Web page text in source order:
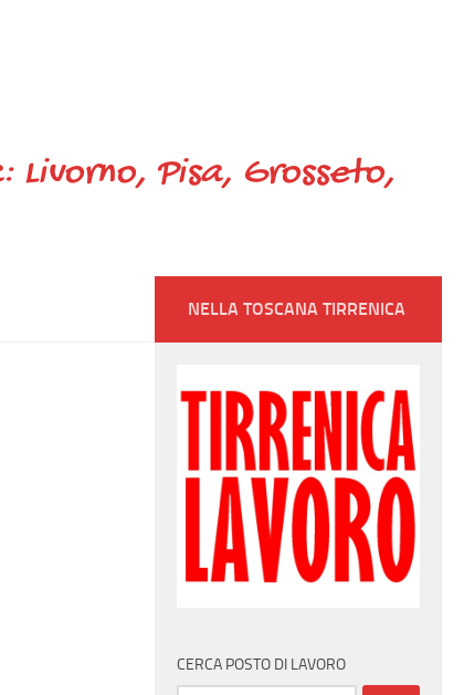
Pisa, Grosseto,
NELLA TOSCANA TIRRENICA
CERCA POSTO DI LAVORO